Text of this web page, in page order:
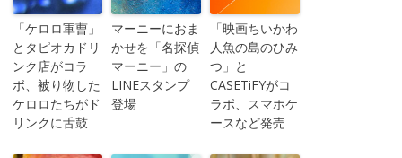
「ケロロ軍曹」
とタピオカドリ
ンク店がコラ
ボ、被り物した
ケロロたちがド
リンクに舌鼓
マーニーにおま
かせを「名探偵
マーニー」の
LINEスタンプ
登場
「映画ちいかわ
人魚の島のひみ
つ」と
CASETiFYがコ
ラボ、スマホケ
ースなど発売